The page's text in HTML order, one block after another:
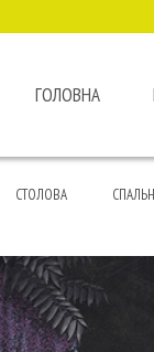
ГОЛОВНА
СТОЛОВА